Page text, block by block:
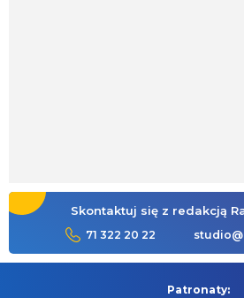
Skontaktuj się z redakcją
71 322 20 22
Patronaty: